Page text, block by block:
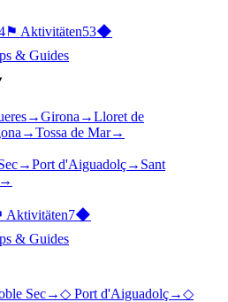
⚑ Aktivitäten53◆
& Guides
→Girona →Lloret de
→Tossa de Mar→
→Port d'Aiguadolç→ Sant
Aktivitäten7◆
& Guides
Sec→◇ Port d'Aiguadolç→◇